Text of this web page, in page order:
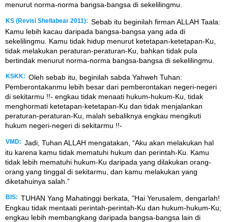
menurut norma-norma bangsa-bangsa di sekelilingmu.
KS (Revisi Shellabear 2011): Sebab itu beginilah firman ALLAH Taala:
Kamu lebih kacau daripada bangsa-bangsa yang ada di
sekelilingmu. Kamu tidak hidup menurut ketetapan-ketetapan-Ku,
tidak melakukan peraturan-peraturan-Ku, bahkan tidak pula
bertindak menurut norma-norma bangsa-bangsa di sekelilingmu.
KSKK: Oleh sebab itu, beginilah sabda Yahweh Tuhan:
Pemberontakanmu lebih besar dari pemberontakan negeri-negeri
di sekitarmu !!- engkau tidak menaati hukum-hukum-Ku, tidak
menghormati ketetapan-ketetapan-Ku dan tidak menjalankan
peraturan-peraturan-Ku, malah sebaliknya engkau mengikuti
hukum negeri-negeri di sekitarmu !!-
VMD: Jadi, Tuhan ALLAH mengatakan, “Aku akan melakukan hal
itu karena kamu tidak mematuhi hukum dan perintah-Ku. Kamu
tidak lebih mematuhi hukum-Ku daripada yang dilakukan orang-
orang yang tinggal di sekitarmu, dan kamu melakukan yang
diketahuinya salah.”
BIS: TUHAN Yang Mahatinggi berkata, "Hai Yerusalem, dengarlah!
Engkau tidak mentaati perintah-perintah-Ku dan hukum-hukum-Ku;
engkau lebih membangkang daripada bangsa-bangsa lain di